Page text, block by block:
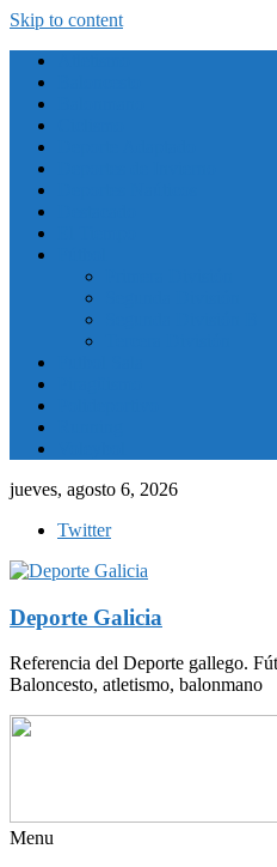
Skip to content
jueves, agosto 6, 2026
Twitter
Deporte Galicia
Referencia del Deporte gallego.
Baloncesto, atletismo, balonmano
Menu